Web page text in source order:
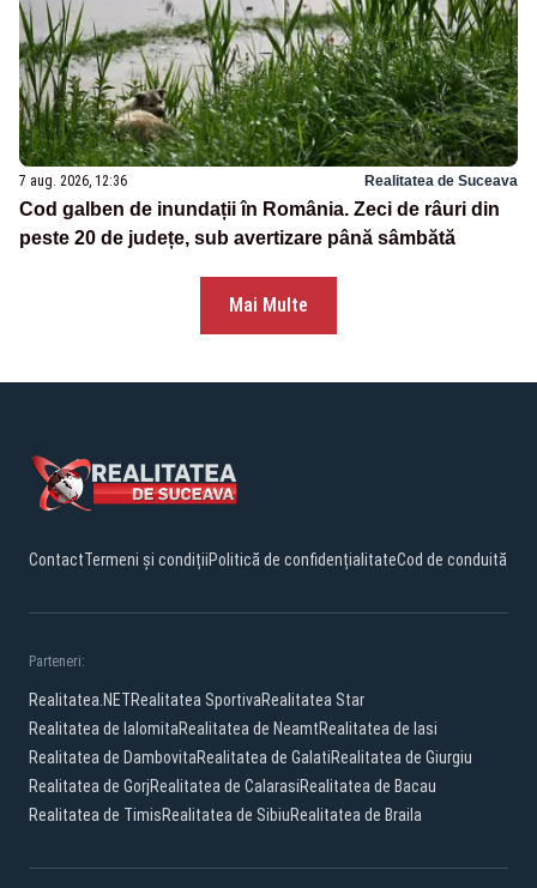
7 aug. 2026, 12:36 Realitatea de Suceava
Cod galben de inundații în România. Zeci de râuri din
peste 20 de județe, sub avertizare până sâmbătă
Mai Multe
ContactTermeni și condițiiPolitică de confidențialitateCod de conduită
Parteneri:
Realitatea.NETRealitatea SportivaRealitatea Star
Realitatea de IalomitaRealitatea de NeamtRealitatea de Iasi
Realitatea de DambovitaRealitatea de GalatiRealitatea de Giurgiu
Realitatea de GorjRealitatea de CalarasiRealitatea de Bacau
Realitatea de TimisRealitatea de SibiuRealitatea de Braila